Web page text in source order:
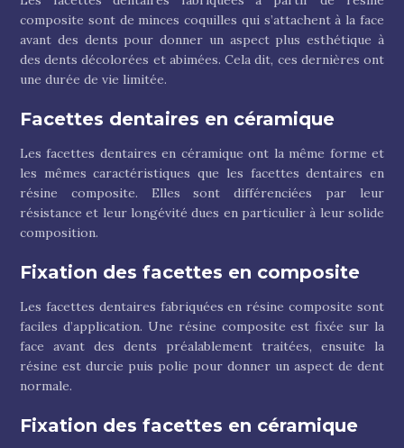
composite sont de minces coquilles qui s’attachent à la face
avant des dents pour donner un aspect plus esthétique à
des dents décolorées et abimées. Cela dit, ces dernières ont
une durée de vie limitée.
Facettes dentaires en céramique
Les facettes dentaires en céramique ont la même forme et
les mêmes caractéristiques que les facettes dentaires en
résine composite. Elles sont différenciées par leur
résistance et leur longévité dues en particulier à leur solide
composition.
Fixation des facettes en composite
Les facettes dentaires fabriquées en résine composite sont
faciles d’application. Une résine composite est fixée sur la
face avant des dents préalablement traitées, ensuite la
résine est durcie puis polie pour donner un aspect de dent
normale.
Fixation des facettes en céramique